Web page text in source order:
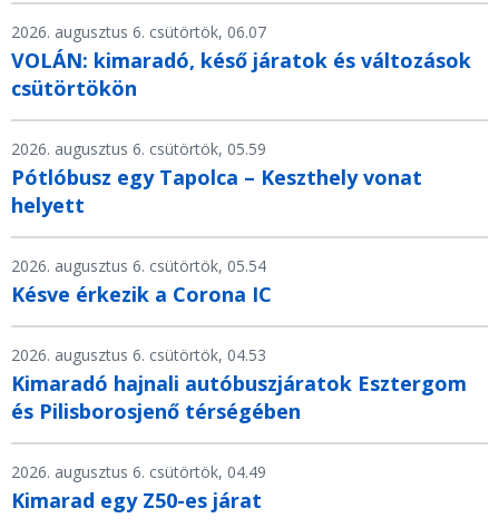
2026. augusztus 6. csütörtök, 06.07
VOLÁN: kimaradó, késő járatok és változások
csütörtökön
2026. augusztus 6. csütörtök, 05.59
Pótlóbusz egy Tapolca – Keszthely vonat
helyett
2026. augusztus 6. csütörtök, 05.54
Késve érkezik a Corona IC
2026. augusztus 6. csütörtök, 04.53
Kimaradó hajnali autóbuszjáratok Esztergom
és Pilisborosjenő térségében
2026. augusztus 6. csütörtök, 04.49
Kimarad egy Z50-es járat